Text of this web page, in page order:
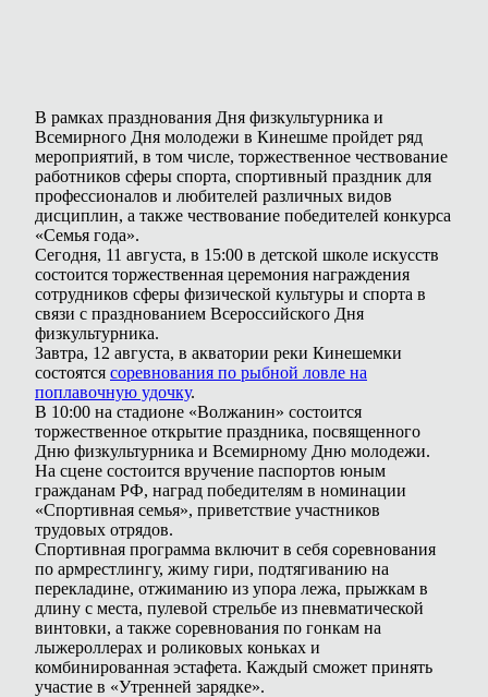
В рамках празднования Дня физкультурника и
Всемирного Дня молодежи в Кинешме пройдет ряд
мероприятий, в том числе, торжественное чествование
работников сферы спорта, спортивный праздник для
профессионалов и любителей различных видов
дисциплин, а также чествование победителей конкурса
«Семья года».
Сегодня, 11 августа, в 15:00 в детской школе искусств
состоится торжественная церемония награждения
сотрудников сферы физической культуры и спорта в
связи с празднованием Всероссийского Дня
физкультурника.
Завтра, 12 августа, в акватории реки Кинешемки
состоятся соревнования по рыбной ловле на
поплавочную удочку.
В 10:00 на стадионе «Волжанин» состоится
торжественное открытие праздника, посвященного
Дню физкультурника и Всемирному Дню молодежи.
На сцене состоится вручение паспортов юным
гражданам РФ, наград победителям в номинации
«Спортивная семья», приветствие участников
трудовых отрядов.
Спортивная программа включит в себя соревнования
по армрестлингу, жиму гири, подтягиванию на
перекладине, отжиманию из упора лежа, прыжкам в
длину с места, пулевой стрельбе из пневматической
винтовки, а также соревнования по гонкам на
лыжероллерах и роликовых коньках и
комбинированная эстафета. Каждый сможет принять
участие в «Утренней зарядке».